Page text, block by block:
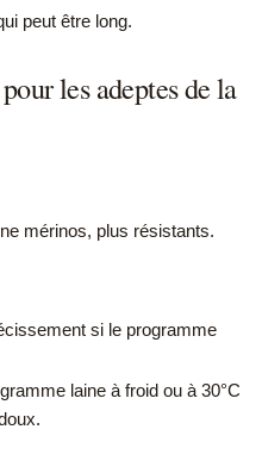
peut être long.
les adeptes de la
mérinos, plus résistants.
si le programme
laine à froid ou à 30°C